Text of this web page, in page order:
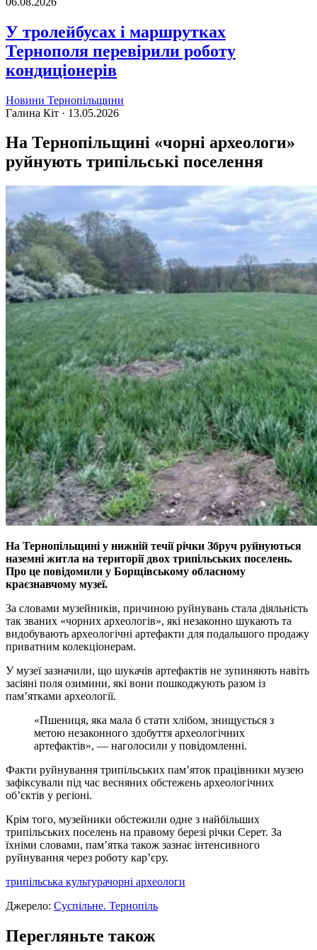
У тролейбусах і маршрутках
Тернополя перевірили роботу
кондиціонерів
Новини Тернопільщини
Галина Кіт · 13.05.2026
На Тернопільщині «чорні археологи»
руйнують трипільські поселення
На Тернопільщині у нижній течії річки Збруч руйнуються
наземні житла на території двох трипільських поселень.
Про це повідомили у Борщівському обласному
краєзнавчому музеї.
За словами музейників, причиною руйнувань стала діяльність
так званих «чорних археологів», які незаконно шукають та
видобувають археологічні артефакти для подальшого продажу
приватним колекціонерам.
У музеї зазначили, що шукачів артефактів не зупиняють навіть
засіяні поля озимини, які вони пошкоджують разом із
пам’ятками археології.
«Пшениця, яка мала б стати хлібом, знищується з
метою незаконного здобуття археологічних
артефактів», — наголосили у повідомленні.
Факти руйнування трипільських пам’яток працівники музею
зафіксували під час весняних обстежень археологічних
об’єктів у регіоні.
Крім того, музейники обстежили одне з найбільших
трипільських поселень на правому березі річки Серет. За
їхніми словами, пам’ятка також зазнає інтенсивного
руйнування через роботу кар’єру.
трипільська культурачорні археологи
Джерело: Суспільне. Тернопіль
Перегляньте також